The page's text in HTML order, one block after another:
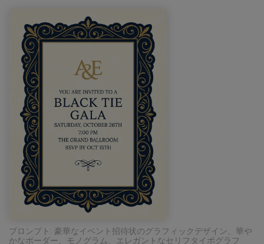
プロンプト: 豪華なイベント招待状のグラフィックデザイン、華や
かなボーダー、モノグラム、エレガントなセリフタイポグラフ